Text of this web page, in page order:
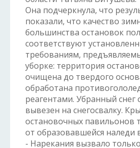
Она подчеркнула, что
показали, что качество
большинства остановок
соответствуют
требованиям,
уборке: территория
очищена до твердого
обработана
реагентами. Убранный снег
вывезен на снегосвалку.
остановочных павильонов
от образовавшейся наледи
- Нарекания вызвало